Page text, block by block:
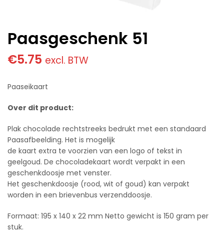
Paasgeschenk 51
€5.75 excl. BTW
Paaseikaart
Over dit product:
Plak chocolade rechtstreeks bedrukt met een standaard
Paasafbeelding. Het is mogelijk
de kaart extra te voorzien van een logo of tekst in
geelgoud. De chocoladekaart wordt verpakt in een
geschenkdoosje met venster.
Het geschenkdoosje (rood, wit of goud) kan verpakt
worden in een brievenbus verzenddoosje.
Formaat: 195 x 140 x 22 mm Netto gewicht is 150 gram per
stuk.